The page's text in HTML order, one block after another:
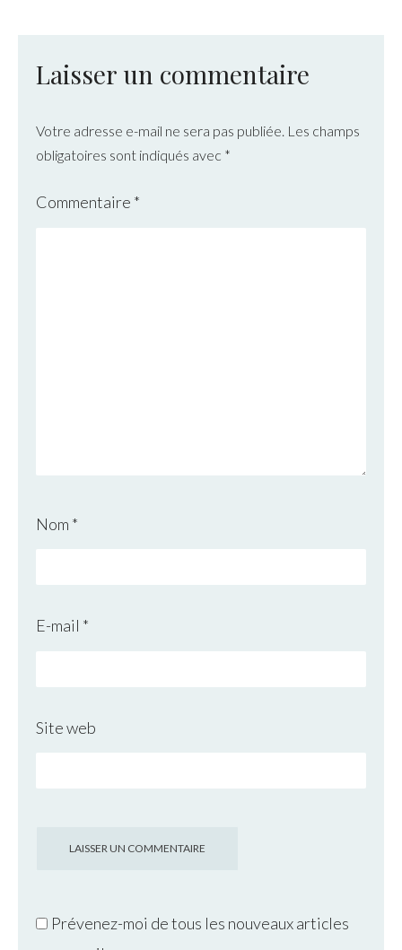
Laisser un commentaire
Votre adresse e-mail ne sera pas publiée. Les champs
obligatoires sont indiqués avec *
Commentaire *
Nom *
E-mail *
Site web
Prévenez-moi de tous les nouveaux articles